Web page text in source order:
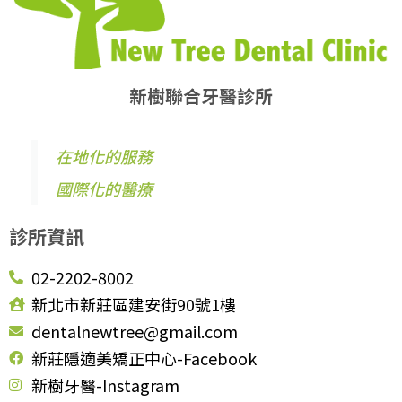
新樹聯合牙醫診所
在地化的服務
國際化的醫療
診所資訊
02-2202-8002
新北市新莊區建安街90號1樓
dentalnewtree@gmail.com
新莊隱適美矯正中心-Facebook
新樹牙醫-Instagram